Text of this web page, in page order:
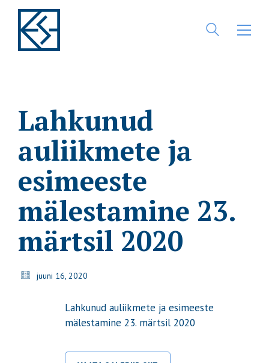
Lahkunud
auliikmete ja
esimeeste
mälestamine 23.
märtsil 2020
juuni 16, 2020
Lahkunud auliikmete ja esimeeste
mälestamine 23. märtsil 2020